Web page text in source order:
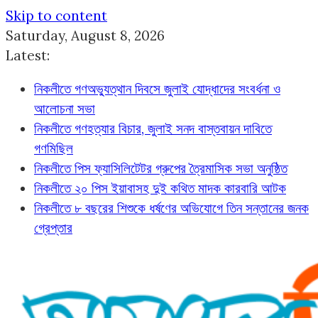
Skip to content
Saturday, August 8, 2026
Latest:
নিকলীতে গণঅভ্যুত্থান দিবসে জুলাই যোদ্ধাদের সংবর্ধনা ও
আলোচনা সভা
নিকলীতে গণহত্যার বিচার, জুলাই সনদ বাস্তবায়ন দাবিতে
গণমিছিল
নিকলীতে পিস ফ্যাসিলিটেটর গ্রুপের ত্রৈমাসিক সভা অনুষ্ঠিত
নিকলীতে ২০ পিস ইয়াবাসহ দুই কথিত মাদক কারবারি আটক
নিকলীতে ৮ বছরের শিশুকে ধর্ষণের অভিযোগে তিন সন্তানের জনক
গ্রেপ্তার